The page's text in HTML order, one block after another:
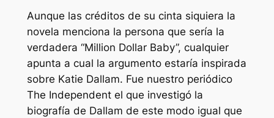
Aunque las créditos de su cinta siquiera la
novela menciona la persona que serí­a la
verdadera “Million Dollar Baby”, cualquier
apunta a cual la argumento estaría inspirada
sobre Katie Dallam. Fue nuestro periódico
The Independent el que investigó la
biografía de Dallam de este modo­ igual que